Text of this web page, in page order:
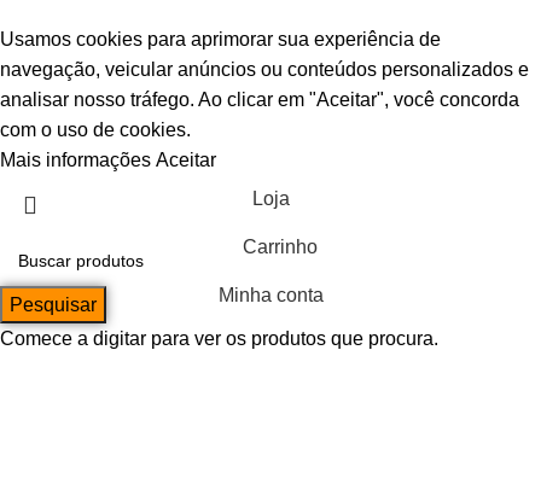
Usamos cookies para aprimorar sua experiência de
navegação, veicular anúncios ou conteúdos personalizados e
analisar nosso tráfego. Ao clicar em "Aceitar", você concorda
com o uso de cookies.
Mais informações Aceitar
Pesquisar
Comece a digitar para ver os produtos que procura.
Loja
Carrinho
Minha conta